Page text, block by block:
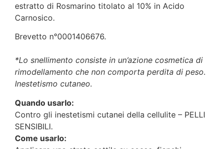
estratto di Rosmarino titolato al 10% in Acido
Carnosico.
Brevetto n°0001406676.
*Lo snellimento consiste in un’azione cosmetica di
rimodellamento che non comporta perdita di peso.
Inestetismo cutaneo.
Quando usarlo:
Contro gli inestetismi cutanei della cellulite – PELLI
SENSIBILI.
Come usarlo: